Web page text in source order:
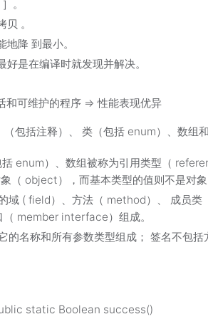
。
。
降 到最小。
是在编译时就发现并解决。
可维护的程序 => 性能表现优异
包括注释）、 类（包括 enum）、数组
enum）、数组被称为引用类型（
（ object），而基本类型的值则不是对象
域 ( field）、方法（ method）、 成员类
member interface）组成。
的名称和所有参数类型组成； 签名不包括
static Boolean success()